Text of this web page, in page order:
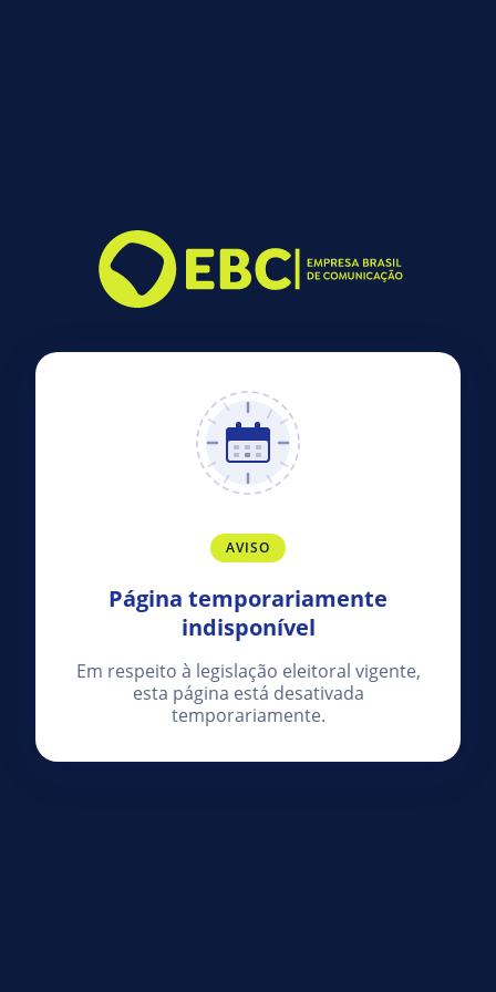
AVISO
Página temporariamente
indisponível
Em respeito à legislação eleitoral vigente,
esta página está desativada
temporariamente.